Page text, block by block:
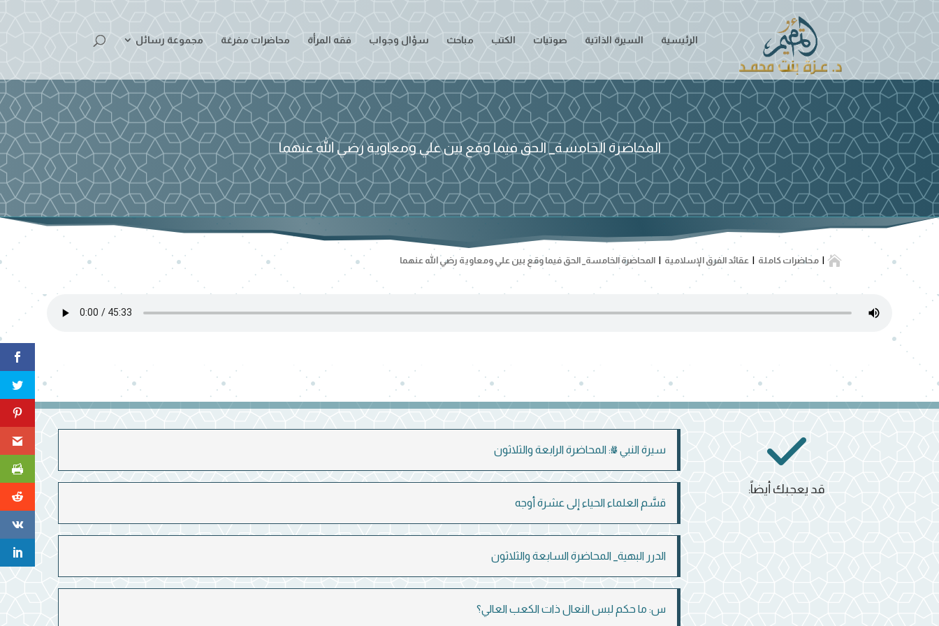
الرئيسية السيرة الذاتية صوتيات الكتب مباحث سؤال وجواب فقه المرأة محاضرات مفرغة مجموعة رسائل
المحاضرة الخامسة_ الحق فيما وقع بين علي ومعاوية رضي الله عنهما
 محاضرات كاملة عقائد الفرق الإسلامية المحاضرة الخامسة_ الحق فيما وقع بين علي ومعاوية رضي الله عنهما
سيرة النبي ﷺ: المحاضرة الرابعة والثلاثون
قسَّم العلماء الحياء إلى عشرة أوجه
الدرر البهية_ المحاضرة السابعة والثلاثون
س: ما حكم لبس النعال ذات الكعب العالي؟
قد يعجبك أيضاً: